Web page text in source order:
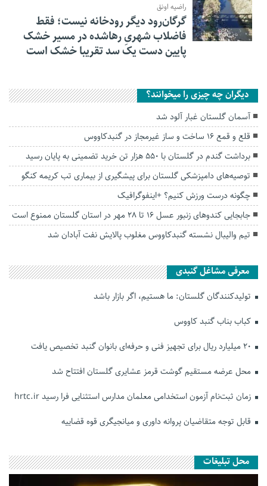
راضیه اونق
گرگان‌رود دیگر رودخانه نیست؛ فقط
فاضلاب شهریِ رهاشده در مسیر خشک
پایین دست یک سد تقریبا خشک است
دیگران چه چیزی را میخوانند؟
آسمان گلستان غبار آلود شد
قلع و قمع ۱۶ ساخت و ساز غیرمجاز در گنبدکاووس
برداشت گندم در گلستان با ۵۵۰ هزار تن خرید تضمینی به پایان رسید
توصیه‌های دامپزشکی گلستان برای پیشگیری از بیماری تب کریمه کنگو
چگونه درست ورزش کنیم؟ +اینفوگرافیک
جابجایی کندو‌های زنبور عسل ۱۶ تا ۲۸ مهر در استان گلستان ممنوع است
تیم والیبال نشسته گنبدکاووس مغلوب پالایش نفت آبادان شد
معرفی مشاغل گنبدی
تولیدکنندگان گلستان: ما هستیم، اگر بازار باشد
کباب بناب گنبد کاووس
محل عرضه مستقیم گوشت قرمز عشایری گلستان افتتاح شد
زمان ثبت‌نام آزمون استخدامی معلمان مدارس استثنایی فرا رسید hrtc.ir
قابل توجه متقاضیان پروانه داوری و میانجیگری قوه قضاییه
محل تبلیغات